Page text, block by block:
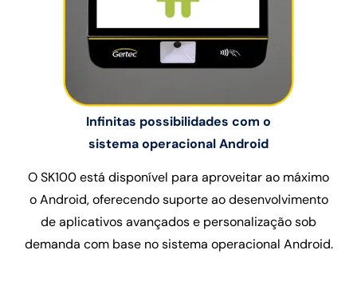
Infinitas possibilidades com o
sistema operacional Android
O SK100 está disponível para aproveitar ao máximo
o Android, oferecendo suporte ao desenvolvimento
de aplicativos avançados e personalização sob
demanda com base no sistema operacional Android.